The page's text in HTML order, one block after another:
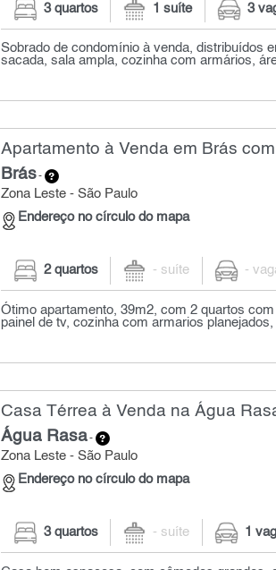
3 quartos 1 suíte 3
Sobrado de condomínio à venda, distribuídos
sacada, sala ampla, cozinha com armários,
Apartamento à Venda em Brás
Brás-
Zona Leste - São Paulo
Endereço no círculo do mapa
2 quartos - suíte -
Ótimo apartamento, 39m2, com 2 quartos
painel de tv, cozinha com armarios
Casa Térrea à Venda na Água
Água Rasa-
Zona Leste - São Paulo
Endereço no círculo do mapa
3 quartos - suíte 1